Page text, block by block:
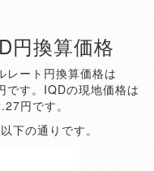
円換算価格
ート円換算価格は
す。IQDの現地価格は
円です。
下の通りです。